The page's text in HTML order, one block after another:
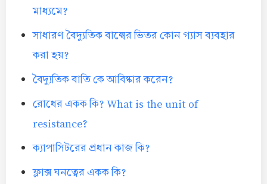
মাধ্যমে?
সাধারণ বৈদ্যুতিক বাল্বের ভিতর কোন গ্যাস ব্যবহার
করা হয়?
বৈদ্যুতিক বাতি কে আবিষ্কার করেন?
রোধের একক কি? What is the unit of
resistance?
ক্যাপাসিটরের প্রধান কাজ কি?
ফ্লাক্স ঘনত্বের একক কি?